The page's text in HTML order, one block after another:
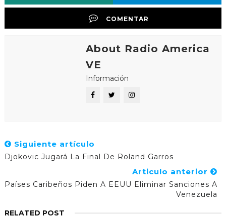
COMENTAR
About Radio America
VE
Información
Siguiente artículo
Djokovic Jugará La Final De Roland Garros
Articulo anterior
Países Caribeños Piden A EEUU Eliminar Sanciones A
Venezuela
RELATED POST